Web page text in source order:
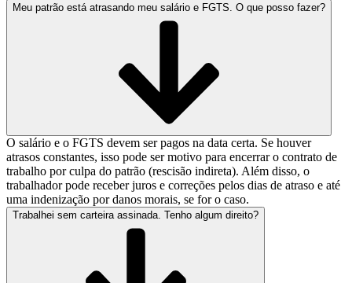
Meu patrão está atrasando meu salário e FGTS. O que posso fazer?
O salário e o FGTS devem ser pagos na data certa. Se houver
atrasos constantes, isso pode ser motivo para encerrar o contrato de
trabalho por culpa do patrão (rescisão indireta). Além disso, o
trabalhador pode receber juros e correções pelos dias de atraso e até
uma indenização por danos morais, se for o caso.
Trabalhei sem carteira assinada. Tenho algum direito?